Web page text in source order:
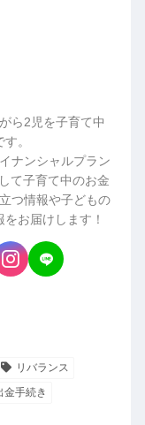
ら2児を子育て中
。
ナンシャルプラン
て子育て中のお金
つ情報や子どもの
お届けします！
リバランス
金手続き